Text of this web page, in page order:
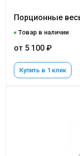
Порционные
Товар в наличии
от 5 100 ₽
Купить в 1 клик